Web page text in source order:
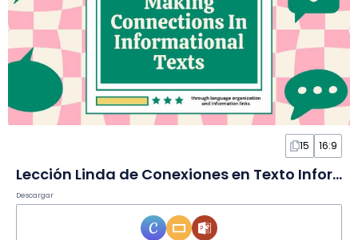
15 16:9
Lección Linda de Conexiones en Texto Informativo en Diapositivas
Descargar